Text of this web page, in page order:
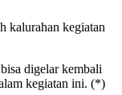
kalurahan kegiatan
digelar kembali
kegiatan ini. (*)